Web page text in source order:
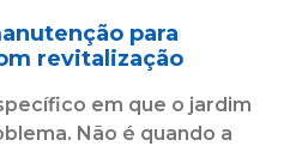
para
revitalização
em que o jardim
Não é quando a